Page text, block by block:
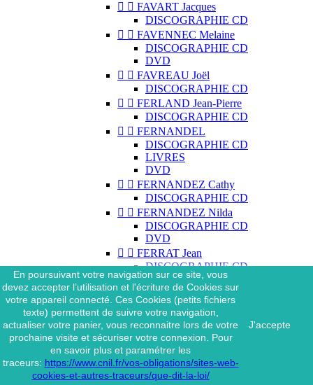
  FAVART Jacques
DISCOGRAPHIE CD
  FAVENNEC Melaine
DISCOGRAPHIE CD
DVD
  FAVREAU Joël
DISCOGRAPHIE CD
  FERLAND Jean-Pierre
DISCOGRAPHIE CD
  FERNANDEL
DISCOGRAPHIE CD
LIVRES
DVD
  FERNANDEZ Cathy
DISCOGRAPHIE CD
  FERNANDEZ Nilda
DISCOGRAPHIE CD
DVD
  FERRAT Jean
DISCOGRAPHIE CD
DISCOGRAPHIE 45 TOURS
DISCOGRAPHIE 33 TOURS
DVD
MAGAZINE
  FERRAT Jean & SES
INTERPRÈTES
DISCOGRAPHIE CD
  FERRÉ Léo
En poursuivant votre navigation sur ce site, vous
devez accepter l’utilisation et l'écriture de Cookies sur
votre appareil connecté. Ces Cookies (petits fichiers
texte) permettent de suivre votre navigation,
actualiser votre panier, vous reconnaitre lors de votre
prochaine visite et sécuriser votre connexion. Pour
en savoir plus et paramétrer les
traceurs: https://www.cnil.fr/vos-obligations/sites-web-
cookies-et-autres-traceurs/que-dit-la-loi/
J'accepte